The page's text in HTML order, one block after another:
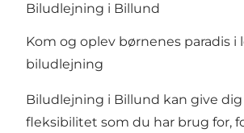
Biludlejning i Billund
Kom og oplev børnenes paradis i
biludlejning
Biludlejning i Billund kan give
fleksibilitet som du har brug for,